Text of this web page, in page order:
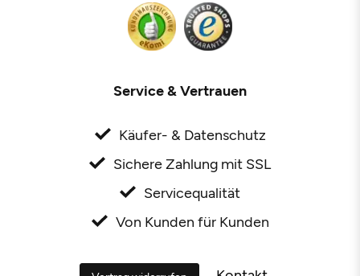
Service & Vertrauen
Käufer- & Datenschutz
Sichere Zahlung mit SSL
Servicequalität
Von Kunden für Kunden